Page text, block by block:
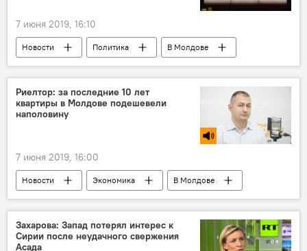
7 июня 2019, 16:10
Новости Политика В Молдове
Риелтор: за последние 10 лет
квартиры в Молдове подешевели
наполовину
7 июня 2019, 16:00
Новости Экономика
В Молдове
Экспертиза
Подкасты
Захарова: Запад потерял интерес к
Сирии после неудачного свержения
Асада